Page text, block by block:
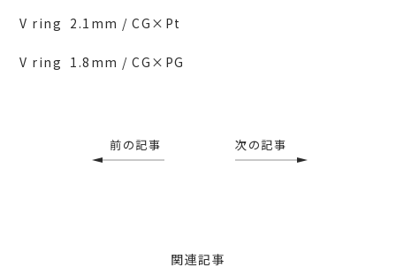
関連記事
V ring 2.1mm / CG×Pt
V ring 1.8mm / CG×PG
前の記事 次の記事